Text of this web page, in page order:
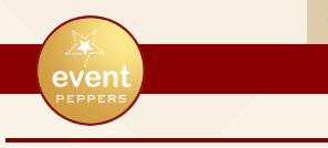
eventpeppers